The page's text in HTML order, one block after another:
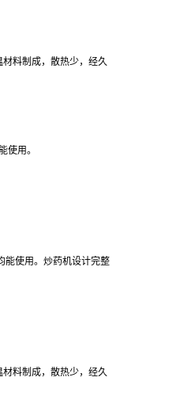
料制成，散热少，经久
使用。
能使用。炒药机设计完整
料制成，散热少，经久